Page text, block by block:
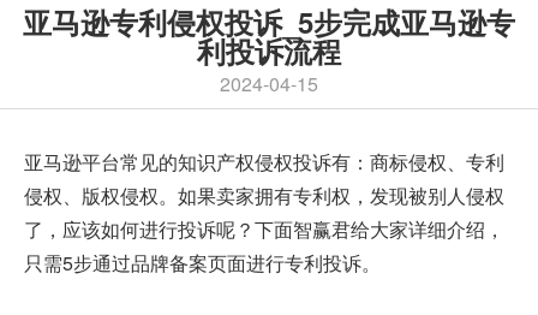
亚马逊专利侵权投诉_5步完成亚马逊专
利投诉流程
2024-04-15
亚马逊平台常见的知识产权侵权投诉有：商标侵权、专利
侵权、版权侵权。如果卖家拥有专利权，发现被别人侵权
了，应该如何进行投诉呢？下面智赢君给大家详细介绍，
只需5步通过品牌备案页面进行专利投诉。